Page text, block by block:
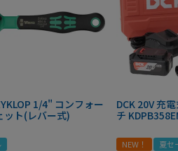
1/4" コンフォー
ット(レバー式)
DCK 20V 充
チ
NEW！ 夏セ